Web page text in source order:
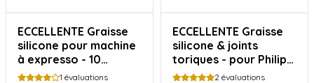
ECCELLENTE Graisse
silicone pour machine
à expresso - 10
grammes
1 évaluations
ECCELLENTE Graisse
silicone & joints
toriques - pour Philips
Saeco
2 évaluations